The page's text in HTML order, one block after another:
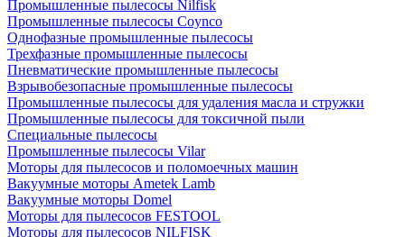
Промышленные пылесосы Nilfisk
Промышленные пылесосы Coynco
Однофазные промышленные пылесосы
Трехфазные промышленные пылесосы
Пневматические промышленные пылесосы
Взрывобезопасные промышленные пылесосы
Промышленные пылесосы для удаления масла и стружки
Промышленные пылесосы для токсичной пыли
Специальные пылесосы
Промышленные пылесосы Vilar
Моторы для пылесосов и поломоечных машин
Вакуумные моторы Ametek Lamb
Вакуумные моторы Domel
Моторы для пылесосов FESTOOL
Моторы для пылесосов NILFISK